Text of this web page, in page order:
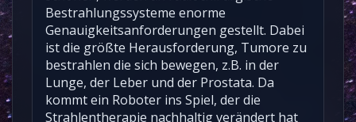
Bestrahlungssysteme enorme
Genauigkeitsanforderungen gestellt. Dabei
ist die größte Herausforderung, Tumore zu
bestrahlen die sich bewegen, z.B. in der
Lunge, der Leber und der Prostata. Da
kommt ein Roboter ins Spiel, der die
Strahlentherapie nachhaltig verändert hat